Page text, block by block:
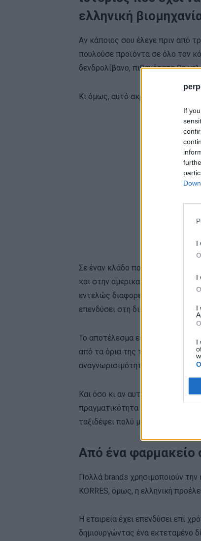
If
I
I
I
I
ελληνική
Αν κάποιος σου έλεγε πριν από
πουλούσε προϊόντα σε όλο τον
δενδρολίβανο, πιθανότατα θα
Κι όμως, αυτό ακριβώς συνέβη.
Σε έναν κλάδο που χτίστηκε πάνω
και στην αμερικανική δύναμη του
εντελώς διαφορετική διαδρομή.
επενδύσει στη δική της.
Το αποτέλεσμα είναι ένα από τα
από τα όρια της τοπικής αγοράς
αναγνωρισιμότητα.
Και όσο κι αν αυτό ακούγεται σαν
πραγματικότητα είναι κάτι πιο
ταξιδέψει πολύ μακριά όταν
Από ένα φαρμακείο
Πολλά brands χρησιμοποιούν
KORRES, όμως, η ελληνική
Η εταιρεία έχει επενδύσει επί
δημιουργώντας ένα εκτεταμένο